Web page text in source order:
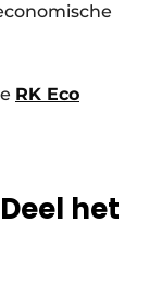
RK Eco
het